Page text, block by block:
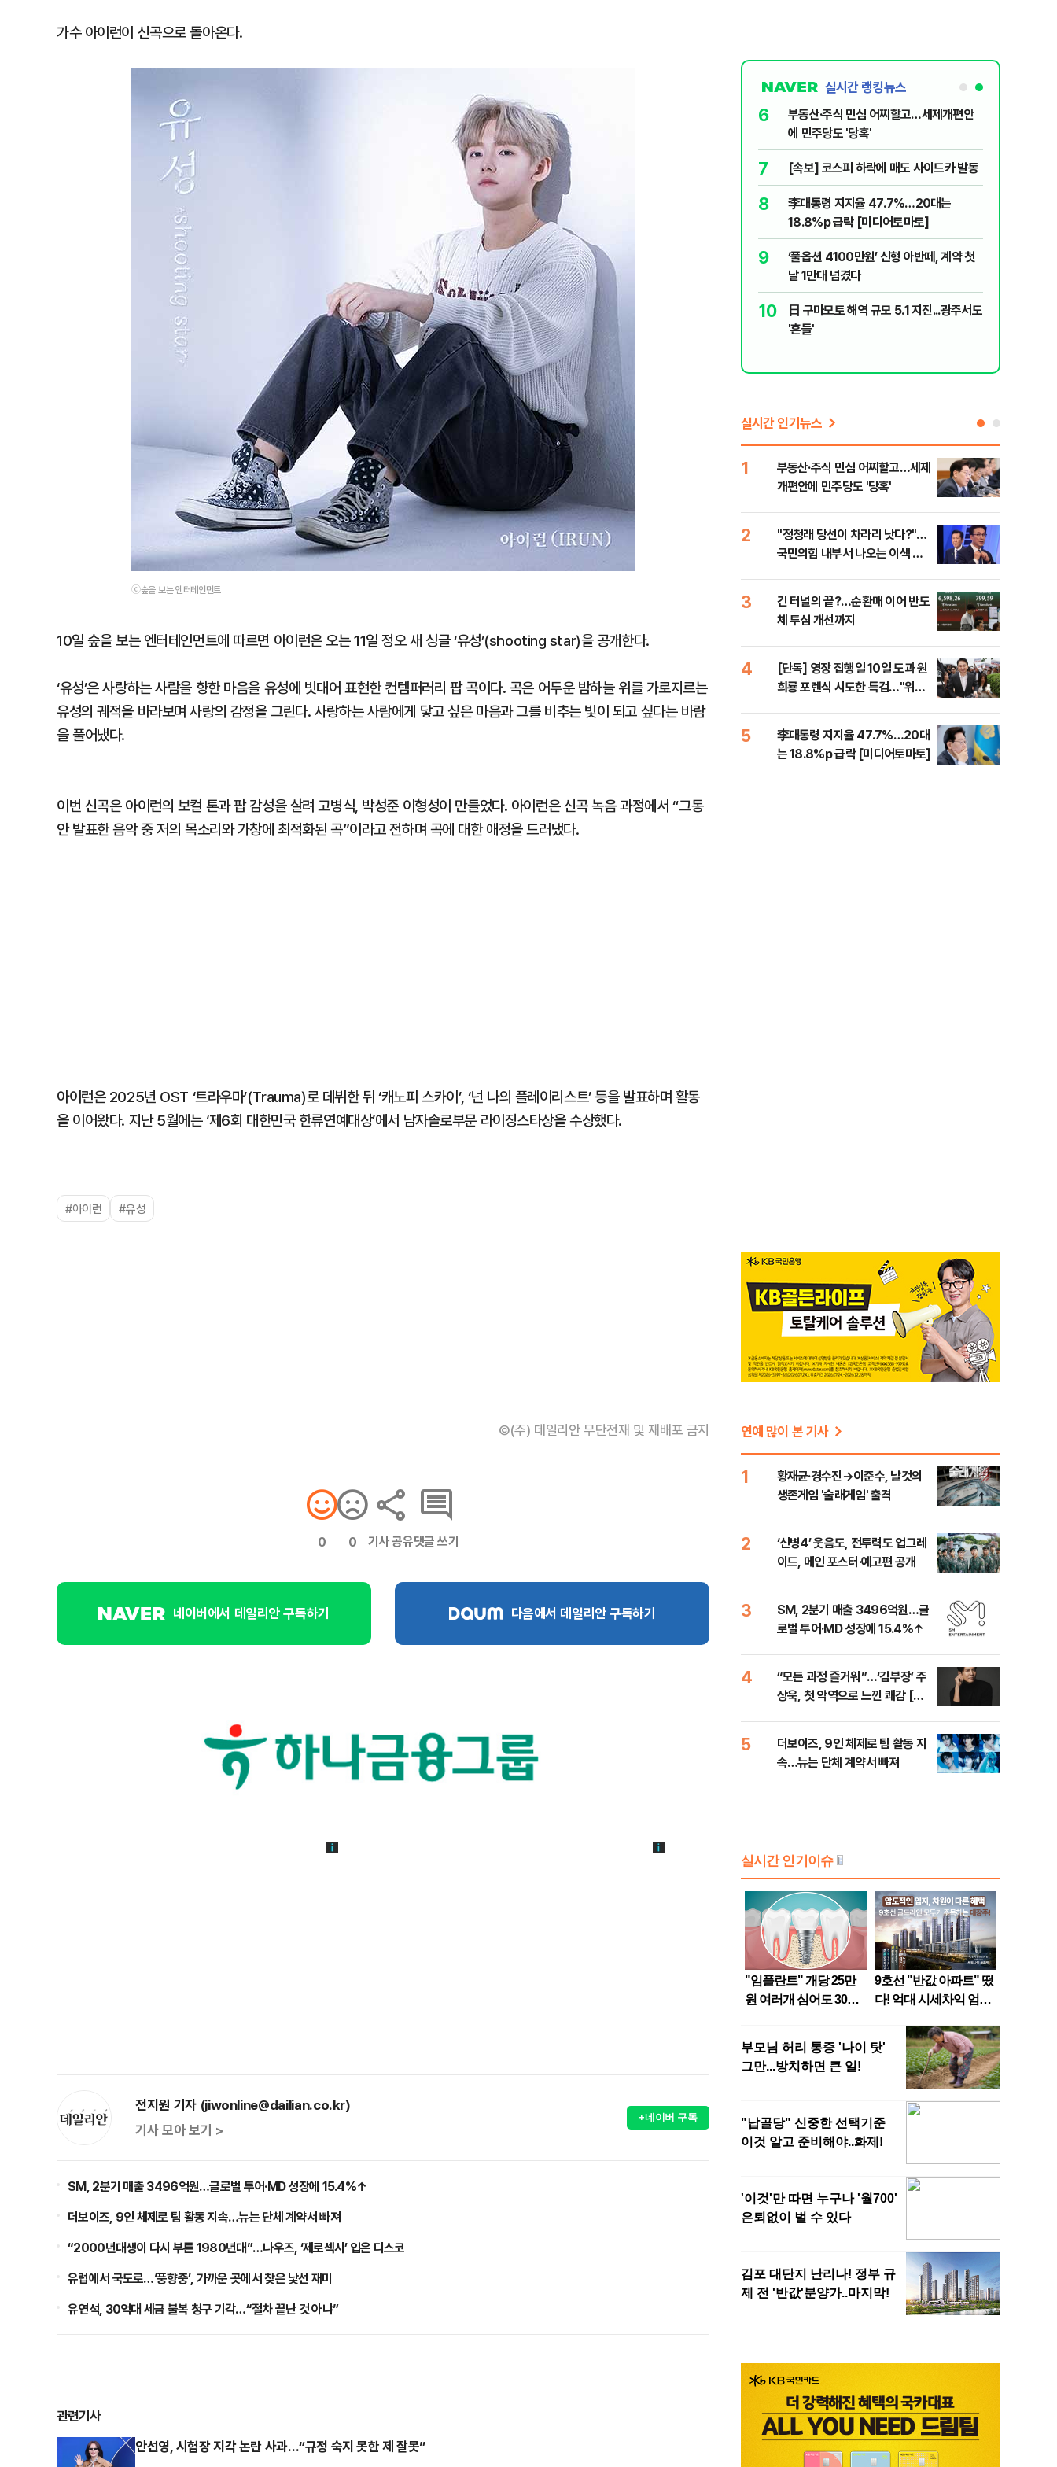
가수 아이런이 신곡으로 돌아온다.
ⓒ숲을 보는 엔터테인먼트
10일 숲을 보는 엔터테인먼트에 따르면 아이런은 오는 11일 정오 새 싱글 ‘유성’(shooting star)을 공개한다.
‘유성’은 사랑하는 사람을 향한 마음을 유성에 빗대어 표현한 컨템퍼러리 팝 곡이다. 곡은 어두운 밤하늘 위를 가로지르는
유성의 궤적을 바라보며 사랑의 감정을 그린다. 사랑하는 사람에게 닿고 싶은 마음과 그를 비추는 빛이 되고 싶다는 바람
을 풀어냈다.
이번 신곡은 아이런의 보컬 톤과 팝 감성을 살려 고병식, 박성준 이형성이 만들었다. 아이런은 신곡 녹음 과정에서 “그동
안 발표한 음악 중 저의 목소리와 가창에 최적화된 곡”이라고 전하며 곡에 대한 애정을 드러냈다.
아이런은 2025년 OST ‘트라우마’(Trauma)로 데뷔한 뒤 ‘캐노피 스카이’, ‘넌 나의 플레이리스트’ 등을 발표하며 활동
을 이어왔다. 지난 5월에는 ‘제6회 대한민국 한류연예대상’에서 남자솔로부문 라이징스타상을 수상했다.
#아이런 #유성
©(주) 데일리안 무단전재 및 재배포 금지
0 0 기사 공유댓글 쓰기
네이버에서 데일리안 구독하기 다음에서 데일리안 구독하기
전지원 기자 (jiwonline@dailian.co.kr)
기사 모아 보기 >
+네이버 구독
SM, 2분기 매출 3496억원…글로벌 투어·MD 성장에 15.4%↑
더보이즈, 9인 체제로 팀 활동 지속…뉴는 단체 계약서 빠져
“2000년대생이 다시 부른 1980년대”…나우즈, ‘제로섹시’ 입은 디스코
유럽에서 국도로…‘풍향중’, 가까운 곳에서 찾은 낯선 재미
유연석, 30억대 세금 불복 청구 기각…“절차 끝난 것 아냐”
관련기사
안선영, 시험장 지각 논란 사과…“규정 숙지 못한 제 잘못”
실시간 랭킹뉴스
1
기하던 男학생, 사고 12일 만에 사망
2
​"정청래 당선이 차라리 낫다?"…국민의힘
내부서 나오는 이색 셈법
3
블랙먼데이급 폭락 가능성"
4
검찰청에 쌓인 미제사건 14만 건…언제 다
처리하나요? [기자수첩-사회]
5
삼전닉스 레버리지 열기 식었나…거래대
금 1조원 밑으로
6
부동산·주식 민심 어찌할고…세제개편안
에 민주당도 '당혹'
7 [속보] 코스피 하락에 매도 사이드카 발동
8
李대통령 지지율 47.7%…20대는
18.8%p 급락 [미디어토마토]
9
‘풀옵션 4100만원’ 신형 아반떼, 계약 첫
날 1만대 넘겼다
10
日 구마모토 해역 규모 5.1 지진...광주서도
'흔들'
실시간 인기뉴스
1
부동산·주식 민심 어찌할고…세제
개편안에 민주당도 '당혹'
2
​"정청래 당선이 차라리 낫다?"…
국민의힘 내부서 나오는 이색 셈
3
긴 터널의 끝?…순환매 이어 반도
체 투심 개선까지
4
[단독] 영장 집행일 10일 도과 원
희룡 포렌식 시도한 특검…"위법
5
李대통령 지지율 47.7%…20대
는 18.8%p 급락 [미디어토마토]
연예 많이 본 기사
1
황재균·경수진→이준수, 날것의
생존게임 '술래게임' 출격
2
‘신병4’ 웃음도, 전투력도 업그레
이드, 메인 포스터·예고편 공개
3
SM, 2분기 매출 3496억원…글
로벌 투어·MD 성장에 15.4%↑
4
“모든 과정 즐거워”…‘김부장’ 주
상욱, 첫 악역으로 느낀 쾌감 [인
5
더보이즈, 9인 체제로 팀 활동 지
속…뉴는 단체 계약서 빠져